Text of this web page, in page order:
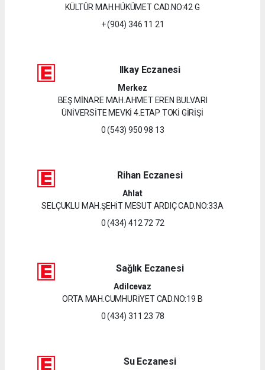
KÜLTÜR MAH.HÜKÜMET CAD.NO:42 G
+ (904) 346 11 21
Ilkay Eczanesi
Merkez
BEŞ MİNARE MAH.AHMET EREN BULVARI
ÜNİVERSİTE MEVKİ 4.ETAP TOKİ GİRİŞİ
0 (543) 950 98 13
Rihan Eczanesi
Ahlat
SELÇUKLU MAH.ŞEHİT MESUT ARDIÇ CAD.NO:33A
0 (434) 412 72 72
Sağlık Eczanesi
Adilcevaz
ORTA MAH.CUMHURİYET CAD.NO:19 B
0 (434) 311 23 78
Su Eczanesi